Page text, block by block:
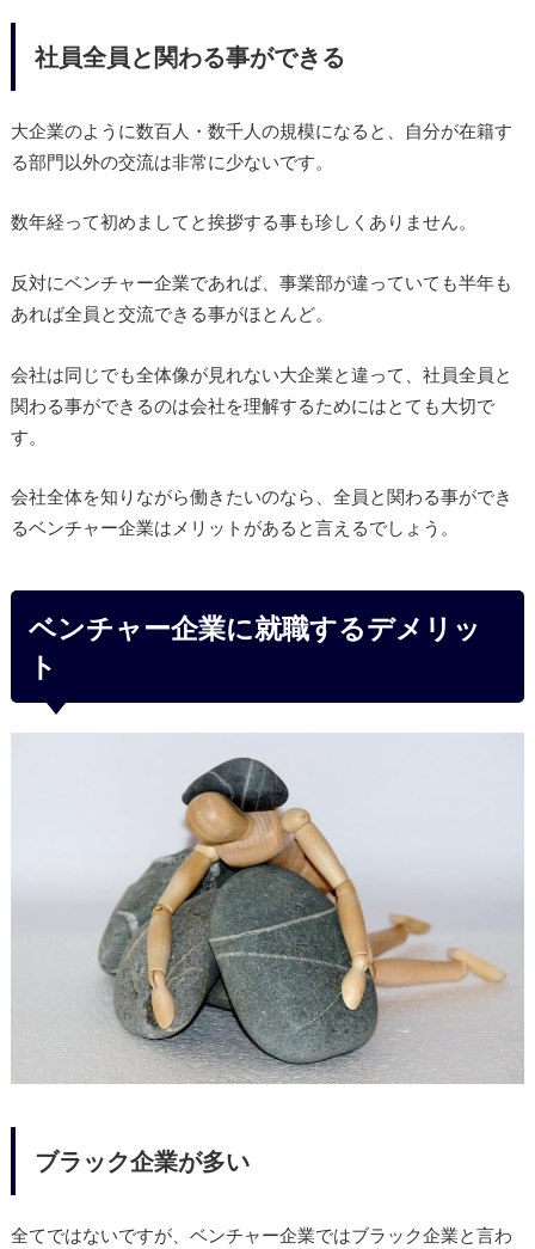
社員全員と関わる事ができる
大企業のように数百人・数千人の規模になると、自分が在籍す
る部門以外の交流は非常に少ないです。
数年経って初めましてと挨拶する事も珍しくありません。
反対にベンチャー企業であれば、事業部が違っていても半年も
あれば全員と交流できる事がほとんど。
会社は同じでも全体像が見れない大企業と違って、社員全員と
関わる事ができるのは会社を理解するためにはとても大切で
す。
会社全体を知りながら働きたいのなら、全員と関わる事ができ
るベンチャー企業はメリットがあると言えるでしょう。
ベンチャー企業に就職するデメリッ
ト
ブラック企業が多い
全てではないですが、ベンチャー企業ではブラック企業と言わ